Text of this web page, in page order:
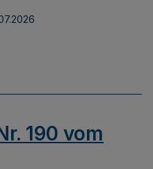
190 vom